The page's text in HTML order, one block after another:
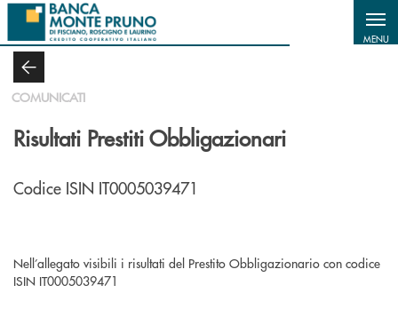
Salta al contenuto principale
MENU
COMUNICATI
Risultati Prestiti Obbligazionari
Codice ISIN IT0005039471
Nell’allegato visibili i risultati del Prestito Obbligazionario con codice
ISIN IT0005039471